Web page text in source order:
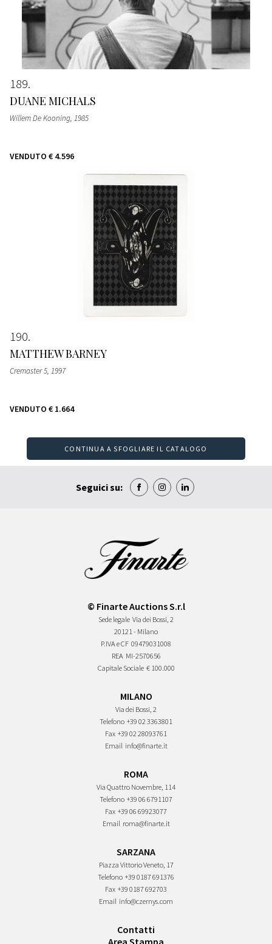
189
DUANE MICHALS
Willem De Kooning, 1985
VENDUTO € 4.596
190
MATTHEW BARNEY
Cremaster 5, 1997
VENDUTO € 1.664
CONTINUA A SFOGLIARE IL CATALOGO
Seguici su:
© Finarte Auctions S.r.l
Sede legale Via dei Bossi, 2
20121 - Milano
P.IVA e CF 09479031008
REA MI-2570656
Capitale Sociale € 100.000
MILANO
Via dei Bossi, 2
Telefono +39 02 3363801
Fax +39 02 28093761
Email info@finarte.it
ROMA
Via Quattro Novembre, 114
Telefono +39 06 6791107
Fax +39 06 69923077
Email roma@finarte.it
SARZANA
Piazza Vittorio Veneto, 17
Telefono +39 0187 691376
Fax +39 0187 692703
Email info@czernys.com
Contatti